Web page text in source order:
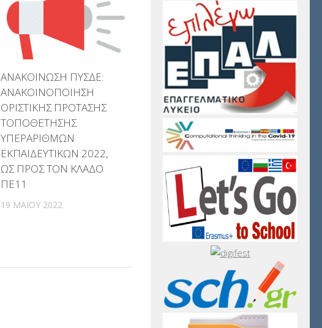
ΑΝΑΚΟΙΝΩΣΗ ΠΥΣΔΕ:
ΑΝΑΚΟΙΝΟΠΟΙΗΣΗ
ΟΡΙΣΤΙΚΗΣ ΠΡΟΤΑΣΗΣ
ΤΟΠΟΘΕΤΗΣΗΣ
ΥΠΕΡΑΡΙΘΜΩΝ
ΕΚΠΑΙΔΕΥΤΙΚΩΝ 2022,
ΩΣ ΠΡΟΣ ΤΟΝ ΚΛΑΔΟ
ΠΕ11
19 ΜΑΪ́ΟΥ 2022